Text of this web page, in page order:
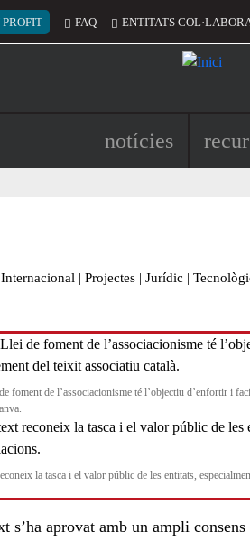
del compte d'usuari
PROFIT FAQ ENTITATS
Navegació
notícies
Internacional | Projectes | Jurídic |
foment de l’associacionisme té l’objectiu d’enfortir i
la tasca i el valor públic de les entitats,
s’ha aprovat amb un ampli